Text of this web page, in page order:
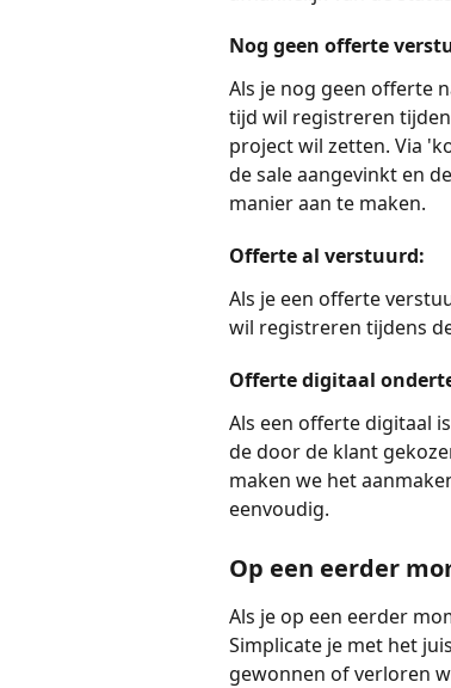
Nog geen offerte
Als je nog geen offerte
tijd wil registreren
project wil zetten. Via
de sale aangevinkt en
manier aan te maken.
Offerte al verstuurd:
Als je een offerte
wil registreren tijdens
Offerte digitaal
Als een offerte digitaal
de door de klant
maken we het
eenvoudig.
Op een eerder
Als je op een eerder
Simplicate je met het
gewonnen of verloren